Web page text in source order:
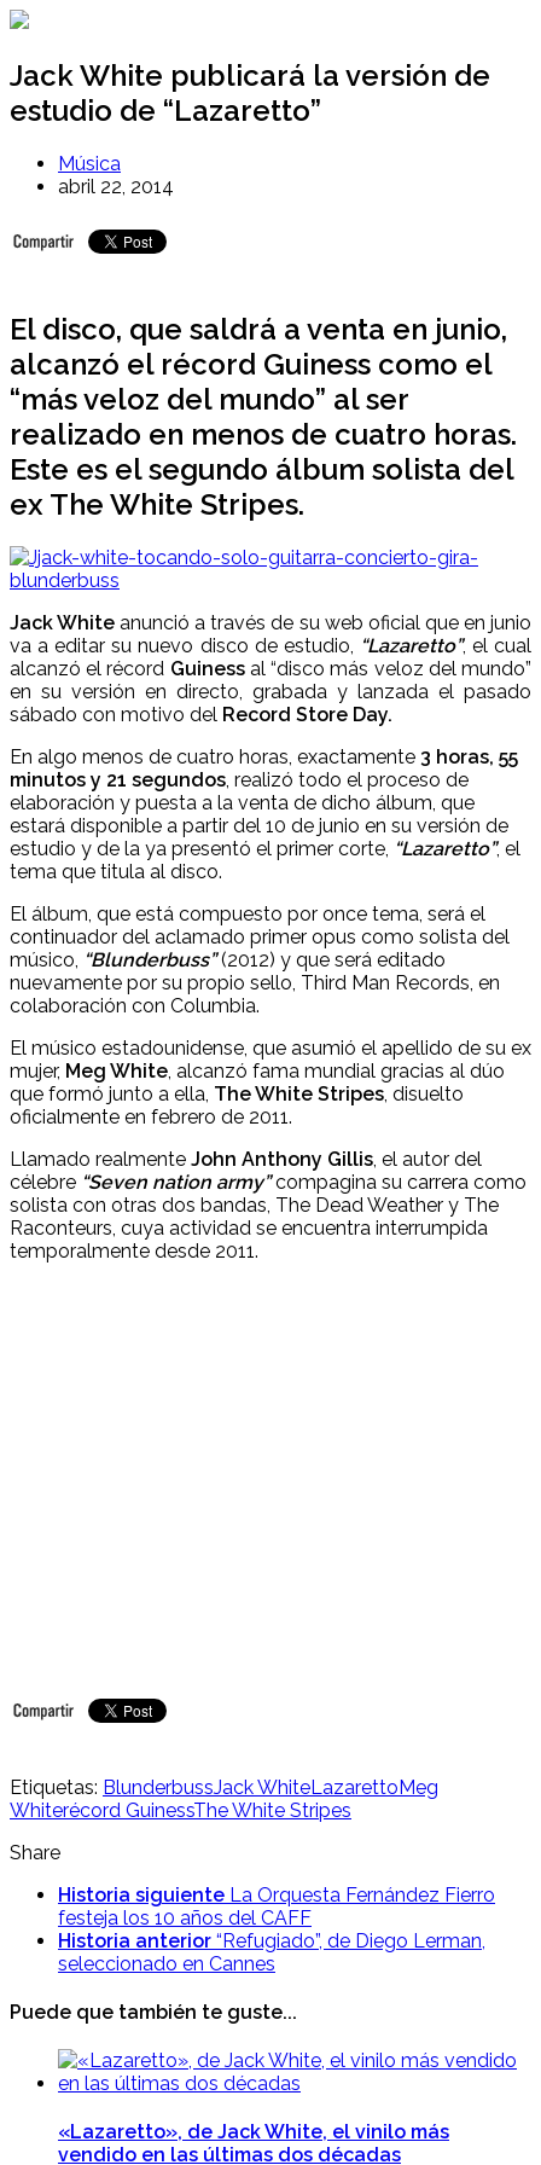
Ir
contenido
Jack White publicará la versión de
estudio de “Lazaretto”
Música
abril 22, 2014
El disco, que saldrá a venta en junio,
alcanzó el récord Guiness como el
“más veloz del mundo” al ser
realizado en menos de cuatro horas.
Este es el segundo álbum solista del
ex The White Stripes.
Jack White anunció a través de su web oficial que en junio
va a editar su nuevo disco de estudio,
“Lazaretto”, el cual
alcanzó el récord Guinessal “disco más veloz del mundo”
en su versión en directo, grabada y lanzada el pasado
sábado con motivo del Record Store Day.
En algo menos de cuatro horas, exactamente 3 horas, 55
minutos y 21 segundos , realizó todo el proceso de
elaboración y puesta a la venta de dicho álbum, que
estará disponible a partir del 10 de junio en su versión de
estudio y de la ya presentó el primer corte, “Lazaretto”, el
tema que titula al disco.
El álbum, que está compuesto por once tema, será el
continuador del aclamado primer opus como solista del
músico, “Blunderbuss” (2012) y que será editado
nuevamente por su propio sello, Third Man Records, en
colaboración con Columbia.
El músico estadounidense, que asumió el apellido de su ex
mujer, Meg White , alcanzó fama mundial gracias al dúo
que formó junto a ella, The White Stripes , disuelto
oficialmente en febrero de 2011.
Llamado realmente John Anthony Gillis , el autor del
célebre “Seven nation army”compagina su carrera como
solista con otras dos bandas, The Dead Weather y The
Raconteurs, cuya actividad se encuentra interrumpida
temporalmente desde 2011.
Etiquetas: BlunderbussJack WhiteLazarettoMeg
Whiterécord GuinessThe White Stripes
Share
Historia siguiente La Orquesta Fernández Fierro
festeja los 10 años del CAFF
Historia anterior “Refugiado”, de Diego Lerman,
seleccionado en Cannes
Puede que también te guste...
«Lazaretto», de Jack White, el vinilo más
vendido en las últimas dos décadas